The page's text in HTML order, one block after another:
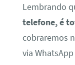
Lembrando
telefone, é
cobraremos
via